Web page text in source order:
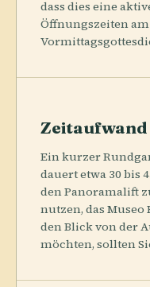
dass dies eine
Öffnungszeiten
Zeitaufwand
Ein kurzer
dauert etwa 30 bis
den Panoramalift
nutzen, das
den Blick von der
möchten, sollten